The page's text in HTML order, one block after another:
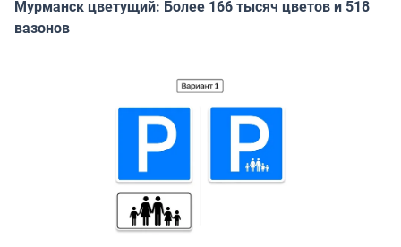
Мурманск цветущий: Более 166 тысяч цветов и 518
вазонов